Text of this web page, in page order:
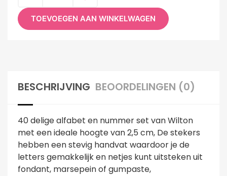
TOEVOEGEN AAN WINKELWAGEN
BESCHRIJVING BEOORDELINGEN (0)
40 delige alfabet en nummer set van Wilton
met een ideale hoogte van 2,5 cm, De stekers
hebben een stevig handvat waardoor je de
letters gemakkelijk en netjes kunt uitsteken uit
fondant, marsepein of gumpaste,